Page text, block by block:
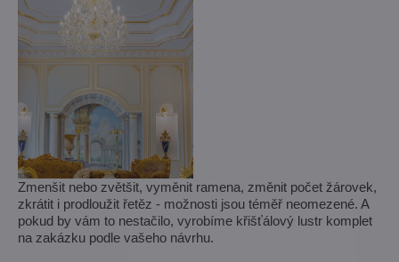
Zmenšit nebo zvětšit, vyměnit ramena, změnit počet žárovek,
zkrátit i prodloužit řetěz - možnosti jsou téměř neomezené. A
pokud by vám to nestačilo, vyrobíme křišťálový lustr komplet
na zakázku podle vašeho návrhu.